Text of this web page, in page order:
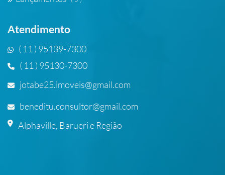
Atendimento
( 11 ) 95139-7300
( 11 ) 95130-7300
jotabe25.imoveis@gmail.com
beneditu.consultor@gmail.com
Alphaville, Barueri e Região